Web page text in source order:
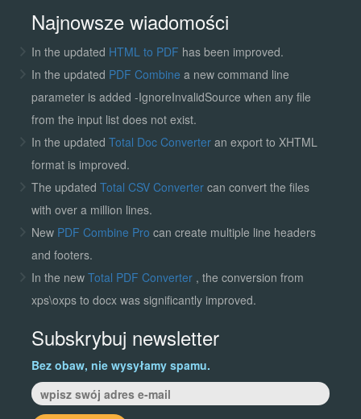
Najnowsze wiadomości
In the updated HTML to PDF has been improved.
In the updated PDF Combine a new command line
parameter is added -IgnoreInvalidSource when any file
from the input list does not exist.
In the updated Total Doc Converter an export to XHTML
format is improved.
The updated Total CSV Convertercan convert the files
with over a million lines.
New PDF Combine Pro can create multiple line headers
and footers.
In the new Total PDF Converter , the conversion from
xps\oxps to docx was significantly improved.
Subskrybuj newsletter
Bez obaw, nie wysyłamy spamu.